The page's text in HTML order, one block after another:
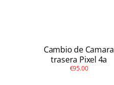
Cambio de Camara
trasera Pixel 4a
€95.00